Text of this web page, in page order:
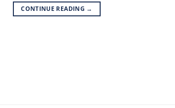
CONTINUE READING →